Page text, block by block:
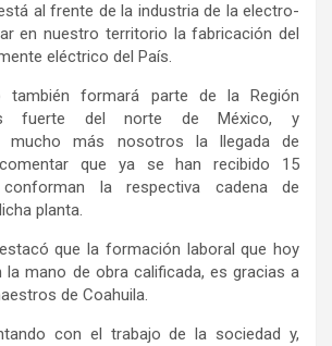
al frente de la industria de la electro-
en nuestro territorio la fabricación del
eléctrico del País.
también formará parte de la Región
fuerte del norte de México, y
mucho más nosotros la llegada de
que ya se han recibido 15
la respectiva cadena de
planta.
que la formación laboral que hoy
la mano de obra calificada, es gracias a
de Coahuila.
con el trabajo de la sociedad y,